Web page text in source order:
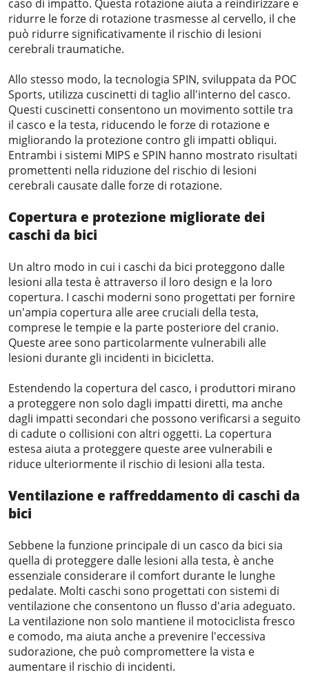
caso di impatto. Questa rotazione aiuta a reindirizzare e
ridurre le forze di rotazione trasmesse al cervello, il che
può ridurre significativamente il rischio di lesioni
cerebrali traumatiche.
Allo stesso modo, la tecnologia SPIN, sviluppata da POC
Sports, utilizza cuscinetti di taglio all'interno del casco.
Questi cuscinetti consentono un movimento sottile tra
il casco e la testa, riducendo le forze di rotazione e
migliorando la protezione contro gli impatti obliqui.
Entrambi i sistemi MIPS e SPIN hanno mostrato risultati
promettenti nella riduzione del rischio di lesioni
cerebrali causate dalle forze di rotazione.
Copertura e protezione migliorate dei
caschi da bici
Un altro modo in cui i caschi da bici proteggono dalle
lesioni alla testa è attraverso il loro design e la loro
copertura. I caschi moderni sono progettati per fornire
un'ampia copertura alle aree cruciali della testa,
comprese le tempie e la parte posteriore del cranio.
Queste aree sono particolarmente vulnerabili alle
lesioni durante gli incidenti in bicicletta.
Estendendo la copertura del casco, i produttori mirano
a proteggere non solo dagli impatti diretti, ma anche
dagli impatti secondari che possono verificarsi a seguito
di cadute o collisioni con altri oggetti. La copertura
estesa aiuta a proteggere queste aree vulnerabili e
riduce ulteriormente il rischio di lesioni alla testa.
Ventilazione e raffreddamento di caschi da
bici
Sebbene la funzione principale di un casco da bici sia
quella di proteggere dalle lesioni alla testa, è anche
essenziale considerare il comfort durante le lunghe
pedalate. Molti caschi sono progettati con sistemi di
ventilazione che consentono un flusso d'aria adeguato.
La ventilazione non solo mantiene il motociclista fresco
e comodo, ma aiuta anche a prevenire l'eccessiva
sudorazione, che può compromettere la vista e
aumentare il rischio di incidenti.